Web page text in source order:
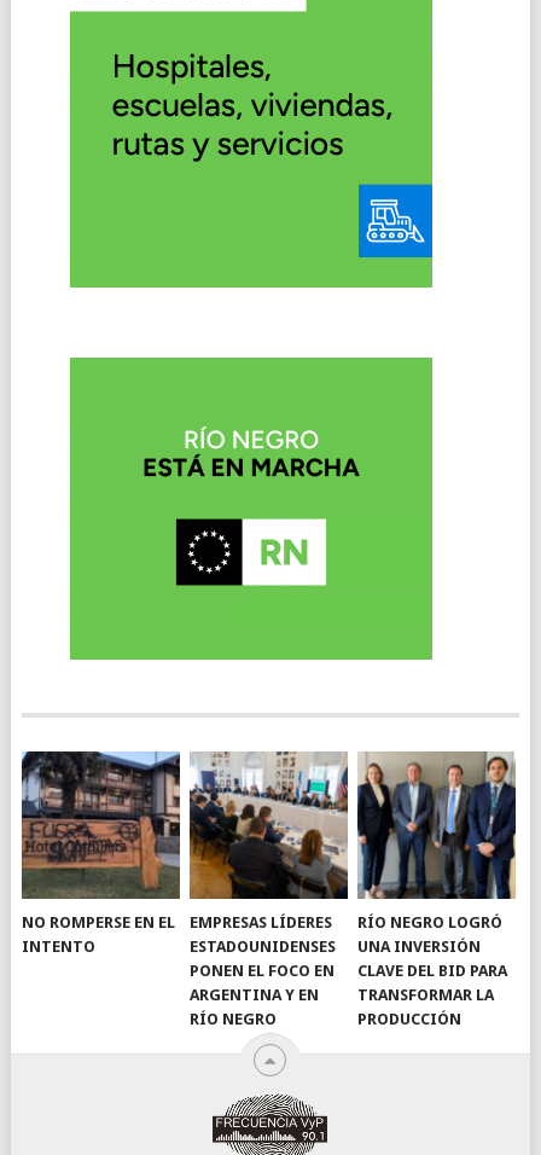
NO ROMPERSE EN EL
INTENTO
EMPRESAS LÍDERES
ESTADOUNIDENSES
PONEN EL FOCO EN
ARGENTINA Y EN
RÍO NEGRO
RÍO NEGRO LOGRÓ
UNA INVERSIÓN
CLAVE DEL BID PARA
TRANSFORMAR LA
PRODUCCIÓN